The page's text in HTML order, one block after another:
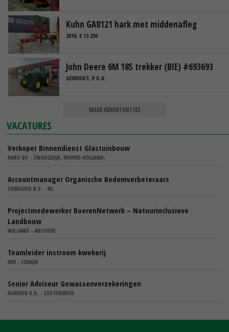
Kuhn GA8121 hark met middenafleg
2010, € 13.250
John Deere 6M 185 trekker (BIE) #693693
GEBRUIKT, P.O.A.
MEER ADVERTENTIES
VACATURES
Verkoper Binnendienst Glastuinbouw
KARO BV - ZWAAGDIJK, NOORD-HOLLAND,
Accountmanager Organische Bodemverbeteraars
COMGOED B.V. - NL
Projectmedewerker BoerenNetwerk – Natuurinclusieve
Landbouw
WIJ.LAND - ABCOUDE
Teamleider instroom kwekerij
IBN - SCHAIJK
Senior Adviseur Gewassenverzekeringen
AGRIVER U.A. - ZOETERMEER